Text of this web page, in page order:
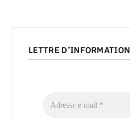
LETTRE D’INFORMATION